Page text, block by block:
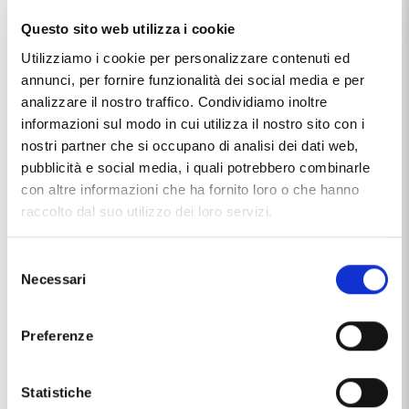
Questo sito web utilizza i cookie
Utilizziamo i cookie per personalizzare contenuti ed
annunci, per fornire funzionalità dei social media e per
analizzare il nostro traffico. Condividiamo inoltre
informazioni sul modo in cui utilizza il nostro sito con i
nostri partner che si occupano di analisi dei dati web,
pubblicità e social media, i quali potrebbero combinarle
con altre informazioni che ha fornito loro o che hanno
raccolto dal suo utilizzo dei loro servizi.
delNecessari
Preferenze
Statistiche
Questo articolo dal nome BRACCIALE MAGLIA SPIGA PIATTA
GIOIELLI , che trovi nella categoriaBRACCIALI IN ORO, e
più precisamente nella sottocategoriaBRACCIALI IN ORO
MADE IN ITALY , è un prodotto al momento non disponibile
ed il prezzo di questo prodotto è pari a€ 710,00.
Ti potrebbe anche interessare